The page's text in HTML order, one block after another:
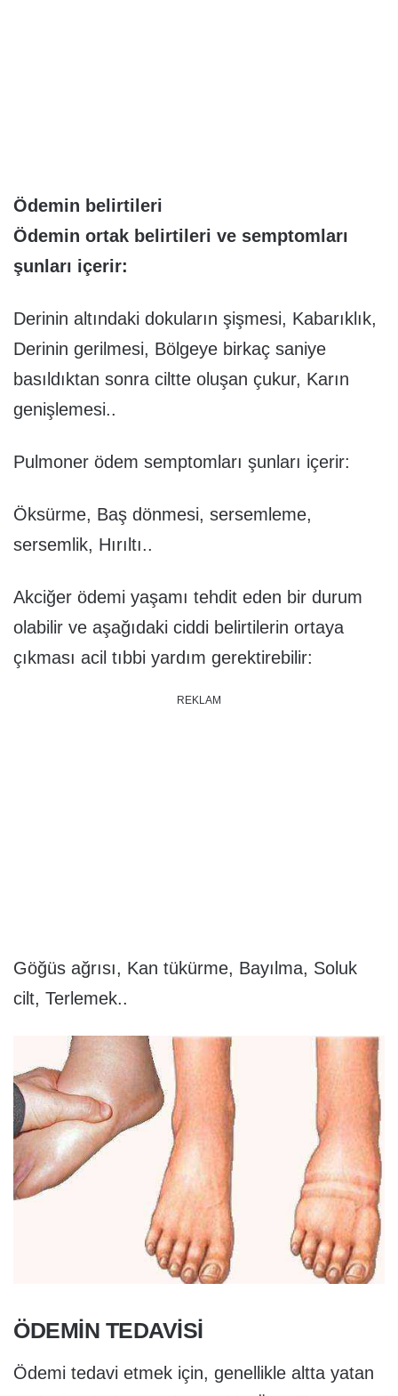
Ödemin belirtileri
Ödemin ortak belirtileri ve semptomları
şunları içerir:
Derinin altındaki dokuların şişmesi, Kabarıklık,
Derinin gerilmesi, Bölgeye birkaç saniye
basıldıktan sonra ciltte oluşan çukur, Karın
genişlemesi..
Pulmoner ödem semptomları şunları içerir:
Öksürme, Baş dönmesi, sersemleme,
sersemlik, Hırıltı..
Akciğer ödemi yaşamı tehdit eden bir durum
olabilir ve aşağıdaki ciddi belirtilerin ortaya
çıkması acil tıbbi yardım gerektirebilir:
REKLAM
Göğüs ağrısı, Kan tükürme, Bayılma, Soluk
cilt, Terlemek..
ÖDEMIN TEDAVISI
Ödemi tedavi etmek için, genellikle altta yatan